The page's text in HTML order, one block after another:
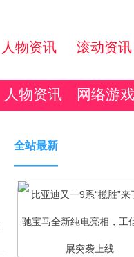
人物资讯 滚动资讯
人物资讯 网络游戏
全站最新